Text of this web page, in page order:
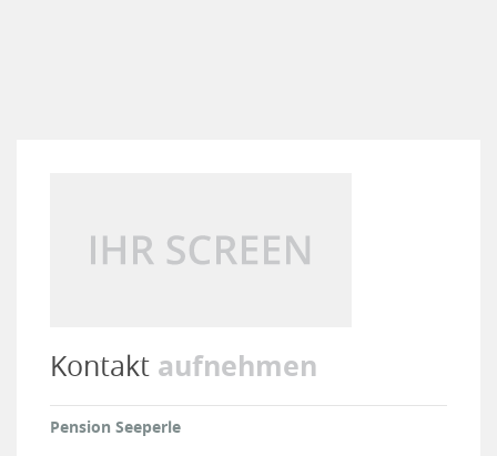
Kontakt aufnehmen
Pension Seeperle